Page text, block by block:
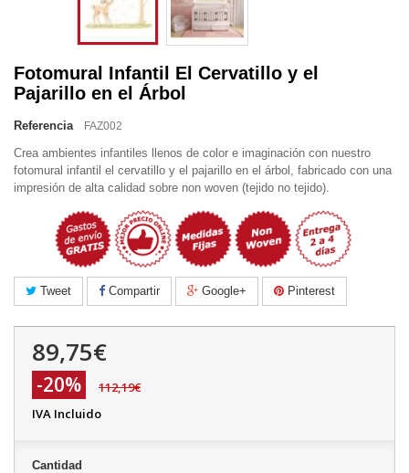
Fotomural Infantil El Cervatillo y el
Pajarillo en el Árbol
Referencia FAZ002
Crea ambientes infantiles llenos de color e imaginación con nuestro
fotomural infantil el cervatillo y el pajarillo en el árbol, fabricado con una
impresión de alta calidad sobre non woven (tejido no tejido).
Tweet Compartir Google+ Pinterest
89,75€
-20%
112,19€
IVA Incluido
Cantidad